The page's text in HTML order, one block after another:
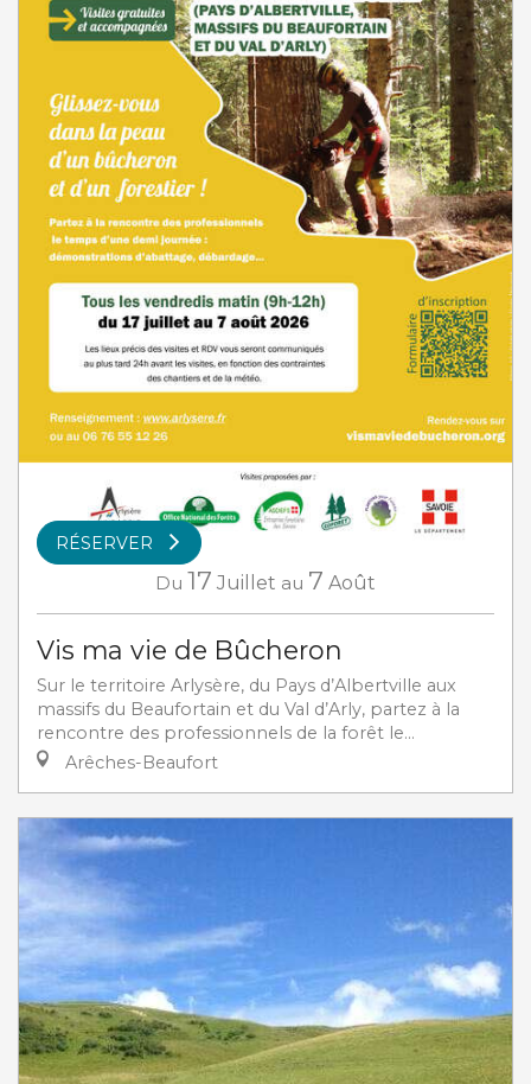
RÉSERVER
Du 17 Juillet au 7 Août
Vis ma vie de Bûcheron
Sur le territoire Arlysère, du Pays d’Albertville aux
massifs du Beaufortain et du Val d’Arly, partez à la
rencontre des professionnels de la forêt le...
Arêches-Beaufort